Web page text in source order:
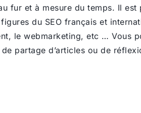
fur et à mesure du temps. Il
du SEO français et
le webmarketing, etc … Vous
partage d’articles ou de